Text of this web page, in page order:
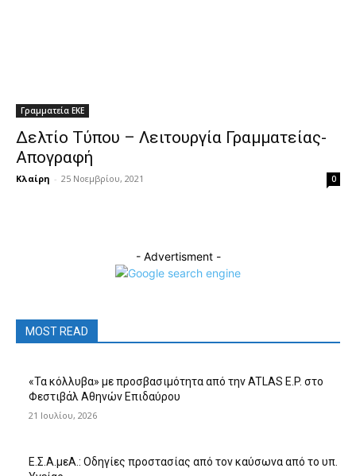
Γραμματεία ΕΚΕ
Δελτίο Τύπου – Λειτουργία Γραμματείας-
Απογραφή
Κλαίρη - 25 Νοεμβρίου, 2021 0
- Advertisment -
MOST READ
«Τα κόλλυβα» με προσβασιμότητα από την ATLAS E.P. στο
Φεστιβάλ Αθηνών Επιδαύρου
21 Ιουλίου, 2026
Ε.Σ.Α.μεΑ.: Οδηγίες προστασίας από τον καύσωνα από το υπ.